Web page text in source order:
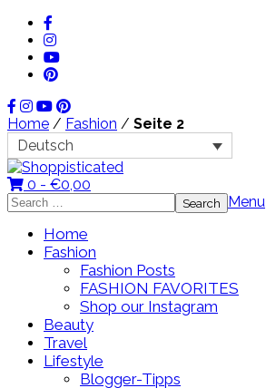
Home / Fashion / Seite 2
Deutsch
0 - €0,00
Search
for:
Menu
Home
Fashion
Fashion Posts
FASHION FAVORITES
Shop our Instagram
Beauty
Travel
Lifestyle
Blogger-Tipps